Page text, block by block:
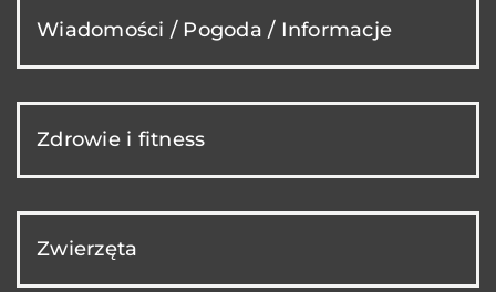
Wiadomości / Pogoda / Informacje
Zdrowie i fitness
Zwierzęta